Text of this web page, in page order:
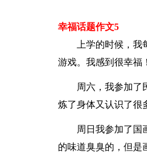
幸福话题作文5
上学的时候，
游戏。我感到很幸福！
周六，我参加了
炼了身体又认识了很
周日我参加了国
的味道臭臭的，但是